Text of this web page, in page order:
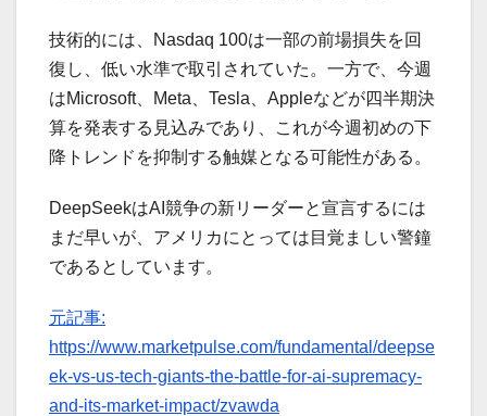
技術的には、Nasdaq 100は一部の前場損失を回
復し、低い水準で取引されていた。一方で、今週
はMicrosoft、Meta、Tesla、Appleなどが四半期決
算を発表する見込みであり、これが今週初めの下
降トレンドを抑制する触媒となる可能性がある。
DeepSeekはAI競争の新リーダーと宣言するには
まだ早いが、アメリカにとっては目覚ましい警鐘
であるとしています。
元記事:
https://www.marketpulse.com/fundamental/deepse
ek-vs-us-tech-giants-the-battle-for-ai-supremacy-
and-its-market-impact/zvawda